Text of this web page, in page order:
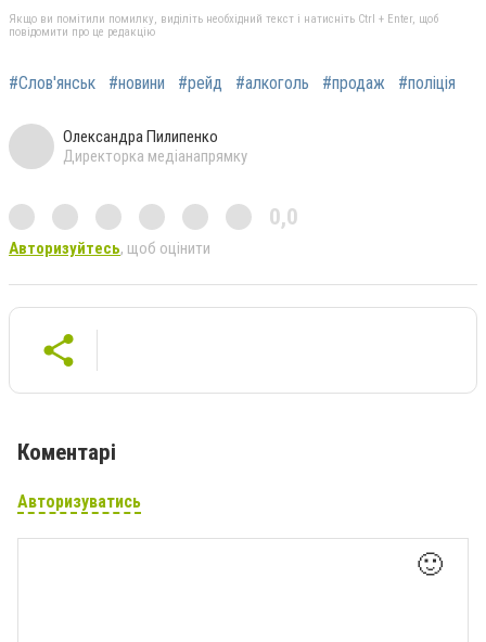
Якщо ви помітили помилку, виділіть необхідний текст і натисніть Ctrl + Enter, щоб
повідомити про це редакцію
#Слов'янськ #новини #рейд #алкоголь #продаж #поліція
Олександра Пилипенко
Директорка медіанапрямку
0,0
Авторизуйтесь, щоб оцінити
Коментарі
Авторизуватись
🙂